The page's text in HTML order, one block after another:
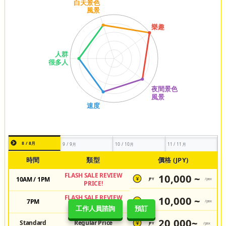
工作人員諮詢 預訂
8 / 8月 9 / 9月 10 / 10月 11 / 11月
時間 類型 價格 (JPY)
10AM / 1PM
FLASH SALE REVIEW
PRICE!
¥ JPY 10,000 ~ /pax
7PM
FLASH SALE REVIEW
PRICE!
JPY 10,000 ~ /pax
Standard Regular Price ¥ JPY 20,000~ /pax